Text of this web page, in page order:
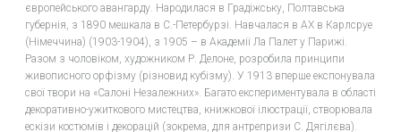
європейського авангарду. Народилася в Градіжську, Полтавська
губернія, з 1890 мешкала в С.-Петербурзі. Навчалася в АХ в Карлсруе
(Німеччина) (1903-1904), з 1905 – в Академії Ла Палет у Парижі.
Разом з чоловіком, художником Р. Делоне, розробила принципи
живописного орфізму (різновид кубізму). У 1913 вперше експонувала
свої твори на «Салоні Незалежних». Багато експериментувала в області
декоративно-ужиткового мистецтва, книжкової ілюстрації, створювала
ескізи костюмів і декорацій (зокрема, для антрепризи С. Дягілєва).